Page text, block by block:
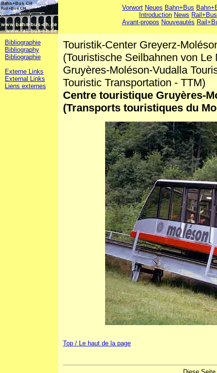
Vorwort Neues Bahn+Bus
Introduction News Rail+Bus
Avant-propos Nouveautés
Bibliographie
Bibliography
Bibliographie
Externe Links
External Links
Liens externes
Touristik-Center Greyerz-
(Touristische Seilbahnen von Le
Gruyères-Moléson-Vudalla
Touristic Transportation - TTM)
Centre touristique Gruyères-
(Transports touristiques du
Top / Le haut de la page